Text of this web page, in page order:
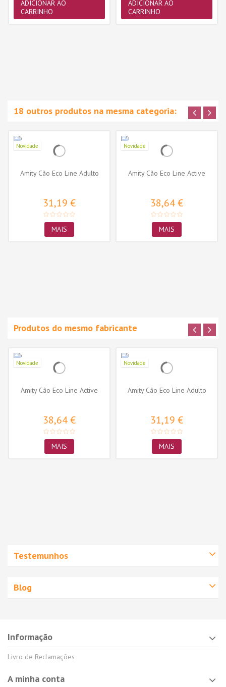
ADICIONAR AO
CARRINHO
ADICIONAR AO
CARRINHO
18 outros produtos na mesma categoria:
Novidade
Amity Cão Eco Line Adulto
31,19 €
MAIS
Novidade
Amity Cão Eco Line Active
38,64 €
MAIS
Produtos do mesmo fabricante
Novidade
Amity Cão Eco Line Active
38,64 €
MAIS
Novidade
Amity Cão Eco Line Adulto
31,19 €
MAIS
Testemunhos
Blog
Informação
Livro de Reclamações
A minha conta